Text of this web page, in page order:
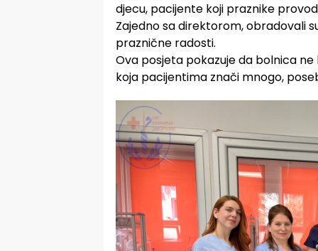
djecu, pacijente koji praznike
Zajedno sa direktorom, obradovali
praznične radosti.
Ova posjeta pokazuje da bolnica
koja pacijentima znači mnogo,